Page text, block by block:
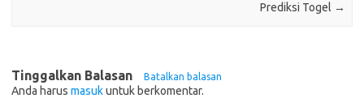
Prediksi Togel →
Tinggalkan Balasan Batalkan balasan
Anda harus masukuntuk berkomentar.